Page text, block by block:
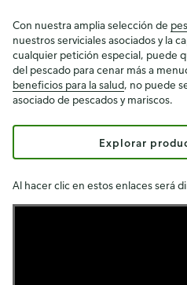
Con nuestra amplia selección de
nuestros serviciales asociados y la
cualquier petición especial, puede
del pescado para cenar más a
beneficios para la salud, no puede
asociado de pescados y mariscos.
Explorar
Al hacer clic en estos enlaces será